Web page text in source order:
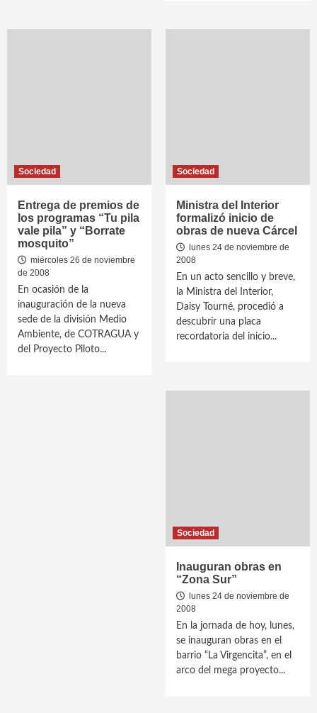
Sociedad
Entrega de premios de
los programas “Tu pila
vale pila” y “Borrate
mosquito”
miércoles 26 de noviembre
de 2008
En ocasión de la
inauguración de la nueva
sede de la división Medio
Ambiente, de COTRAGUA y
del Proyecto Piloto...
Sociedad
Ministra del Interior
formalizó inicio de
obras de nueva Cárcel
lunes 24 de noviembre de
2008
En un acto sencillo y breve,
la Ministra del Interior,
Daisy Tourné, procedió a
descubrir una placa
recordatoria del inicio...
Sociedad
Inauguran obras en
“Zona Sur”
lunes 24 de noviembre de
2008
En la jornada de hoy, lunes,
se inauguran obras en el
barrio “La Virgencita”, en el
arco del mega proyecto...